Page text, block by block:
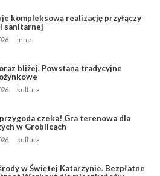
kompleksową realizację przyłączy
sanitarnej
inne
bliżej. Powstaną tradycyjne
kultura
czeka! Gra terenowa dla
w Groblicach
kultura
w Świętej Katarzynie. Bezpłatne